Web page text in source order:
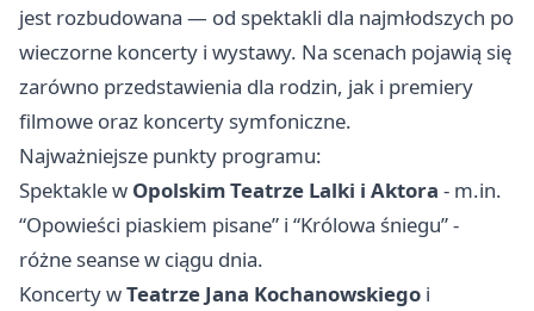
jest rozbudowana — od spektakli dla najmłodszych po
wieczorne koncerty i wystawy. Na scenach pojawią się
zarówno przedstawienia dla rodzin, jak i premiery
filmowe oraz koncerty symfoniczne.
Najważniejsze punkty programu:
Spektakle w Opolskim Teatrze Lalki i Aktora - m.in.
“Opowieści piaskiem pisane” i “Królowa śniegu” -
różne seanse w ciągu dnia.
Koncerty wTeatrze Jana Kochanowskiego i